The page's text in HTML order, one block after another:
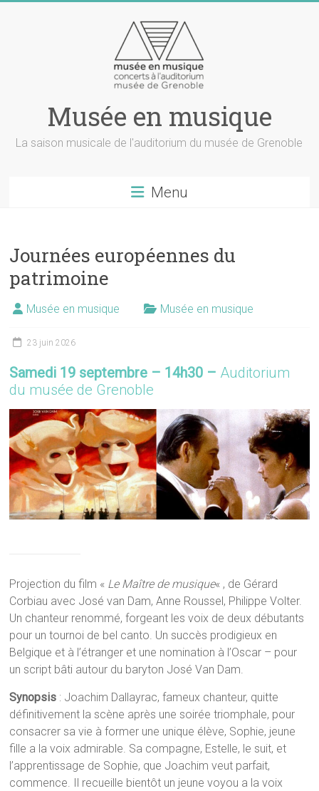
Musée en musique
La saison musicale de l'auditorium du musée de Grenoble
Menu
Journées européennes du
patrimoine
Musée en musique Musée en musique
23 juin 2026
Samedi 19 septembre – 14h30 – Auditorium
du musée de Grenoble
Projection du film « Le Maître de musique« , de Gérard
Corbiau avec José van Dam, Anne Roussel, Philippe Volter.
Un chanteur renommé, forgeant les voix de deux débutants
pour un tournoi de bel canto. Un succès prodigieux en
Belgique et à l’étranger et une nomination à l’Oscar – pour
un script bâti autour du baryton José Van Dam.
Synopsis : Joachim Dallayrac, fameux chanteur, quitte
définitivement la scène après une soirée triomphale, pour
consacrer sa vie à former une unique élève, Sophie, jeune
fille a la voix admirable. Sa compagne, Estelle, le suit, et
l’apprentissage de Sophie, que Joachim veut parfait,
commence. Il recueille bientôt un jeune voyou a la voix